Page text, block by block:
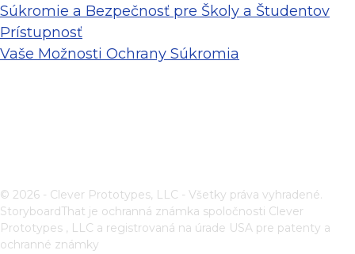
Súkromie a Bezpečnosť pre Školy a Študentov
Prístupnosť
Vaše Možnosti Ochrany Súkromia
© 2026 - Clever Prototypes, LLC - Všetky práva vyhradené.
StoryboardThat je ochranná známka spoločnosti Clever
Prototypes , LLC a registrovaná na úrade USA pre patenty a
ochranné známky